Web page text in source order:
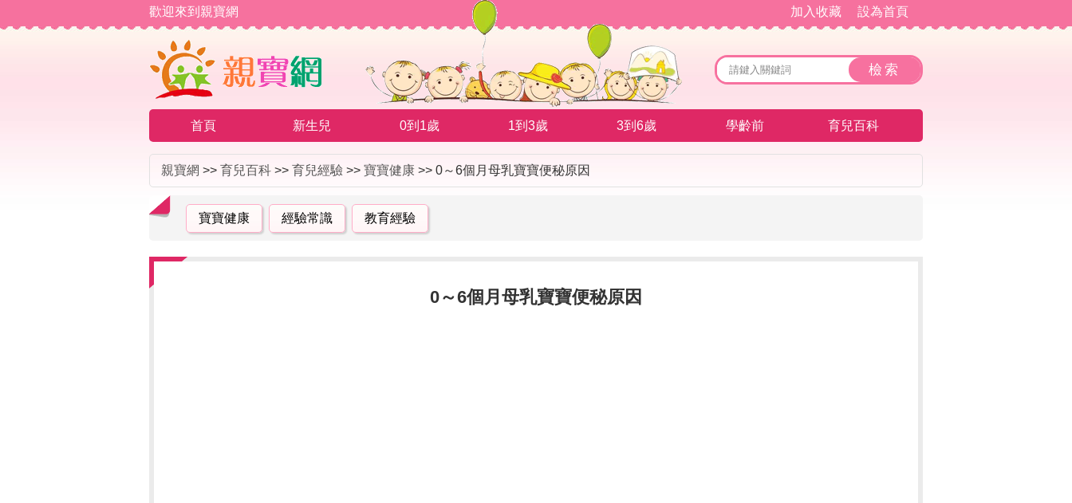
歡迎來到親寶網 加入收藏 設為首頁
首頁 新生兒 0到1歲 1到3歲 3到6歲 學齡前 育兒百科
親寶網 >> 育兒百科 >> 育兒經驗 >> 寶寶健康 >> 0～6個月母乳寶寶便秘原因
寶寶健康 經驗常識 教育經驗
0～6個月母乳寶寶便秘原因